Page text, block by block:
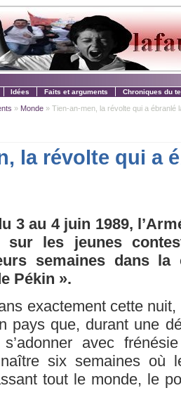
Idées Faits et arguments Chroniques du
» Monde » Tien-an-men, la révolte qui a ébranlé
la révolte qui a
3 au 4 juin 1989,
les jeunes
semaines dans la
Pékin ».
exactement cette
pays que, durant une
avec
six semaines où
tout le monde, le